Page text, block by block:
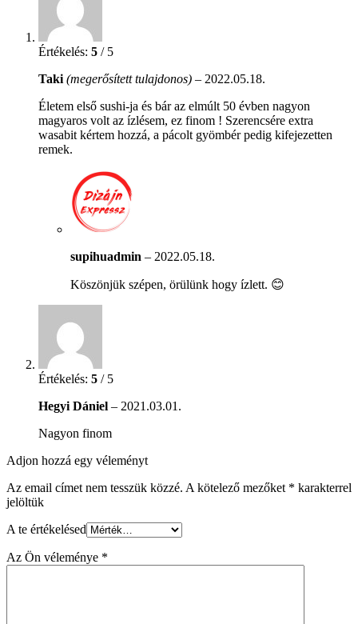
Értékelés: 5 / 5
Taki (megerősített tulajdonos) – 2022.05.18.
Életem első sushi-ja és bár az elmúlt 50 évben nagyon
magyaros volt az ízlésem, ez finom ! Szerencsére extra
wasabit kértem hozzá, a pácolt gyömbér pedig kifejezetten
remek.
supihuadmin – 2022.05.18.
Köszönjük szépen, örülünk hogy ízlett. 😊
Értékelés: 5 / 5
Hegyi Dániel – 2021.03.01.
Nagyon finom
Adjon hozzá egy véleményt
Az email címet nem tesszük közzé. A kötelező mezőket * karakterrel
jelöltük
A te értékelésed
Az Ön véleménye *